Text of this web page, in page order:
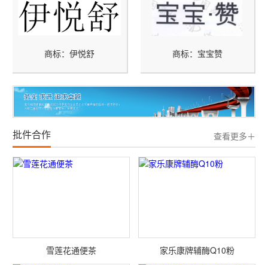
商标：伊悦舒 商标：宝宝赞
批件合作 查看更多＋
雪莲花通便茶 家乐康牌辅酶Q10粉